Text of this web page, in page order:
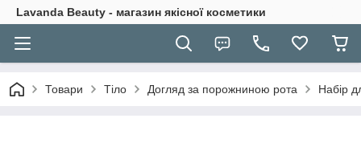
Lavanda Beauty - магазин якісної косметики
Товари Тіло Догляд за порожниною рота Набір